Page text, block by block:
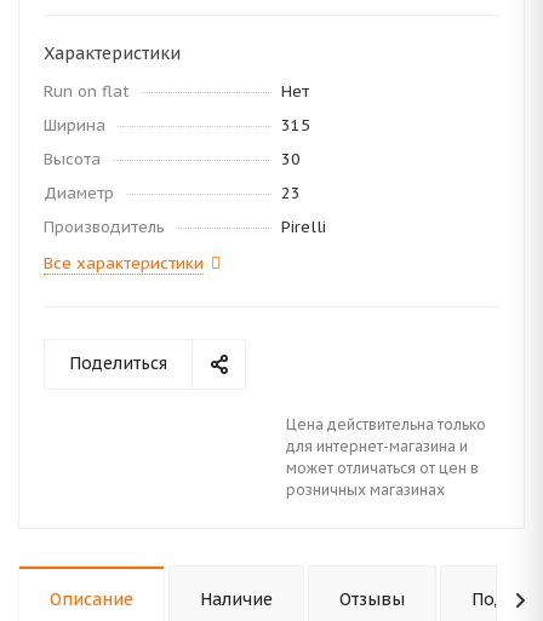
Характеристики
Run on flat
Нет
Ширина
315
Высота
30
Диаметр
23
Производитель
Pirelli
Все характеристики
Поделиться
Цена действительна только
для интернет-магазина и
может отличаться от цен в
розничных магазинах
Описание Наличие Отзывы